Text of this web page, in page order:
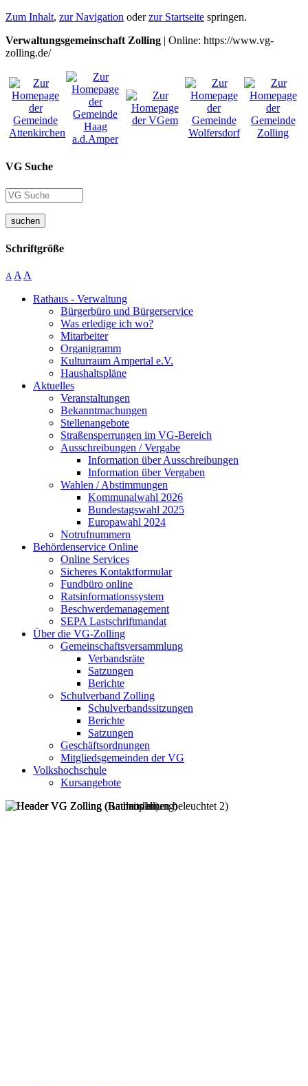
Zum Inhalt, zur Navigation oderzur Startseite springen.
Verwaltungsgemeinschaft Zolling | Online: https://www.vg-
zolling.de/
VG Suche
suchen
Schriftgröße
A A A
Rathaus - Verwaltung
Bürgerbüro und Bürgerservice
Was erledige ich wo?
Mitarbeiter
Organigramm
Kulturraum Ampertal e.V.
Haushaltspläne
Aktuelles
Veranstaltungen
Bekanntmachungen
Stellenangebote
Straßensperrungen im VG-Bereich
Ausschreibungen / Vergabe
Information über Ausschreibungen
Information über Vergaben
Wahlen / Abstimmungen
Kommunalwahl 2026
Bundestagswahl 2025
Europawahl 2024
Notrufnummern
Behördenservice Online
Online Services
Sicheres Kontaktformular
Fundbüro online
Ratsinformationssystem
Beschwerdemanagement
SEPA Lastschriftmandat
Über die VG-Zolling
Gemeinschaftsversammlung
Verbandsräte
Satzungen
Berichte
Schulverband Zolling
Schulverbandssitzungen
Berichte
Satzungen
Geschäftsordnungen
Mitgliedsgemeinden der VG
Volkshochschule
Kursangebote